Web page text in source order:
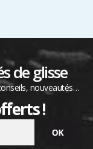
de glisse
nouveautés…
!